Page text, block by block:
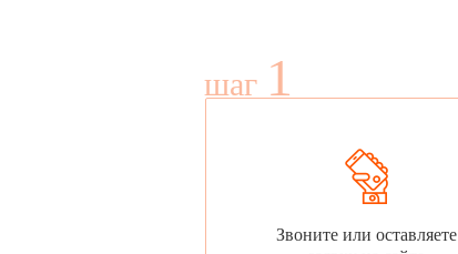
шаг 1
Звоните или оставляете